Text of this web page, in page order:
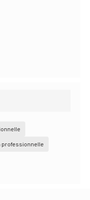
professionnelle